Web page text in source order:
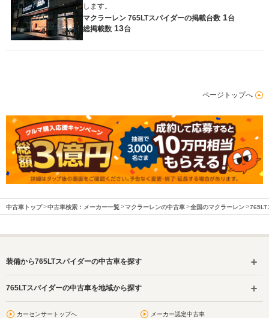
します。
マクラーレン 765LTスパイダーの掲載台数 1台
総掲載数 13台
ページトップへ
中古車トップ 中古車検索：メーカー一覧 マクラーレンの中古車 全国のマクラーレン 765LT
装備から765LTスパイダーの中古車を探す
765LTスパイダーの中古車を地域から探す
カーセンサートップへ メーカー認定中古車